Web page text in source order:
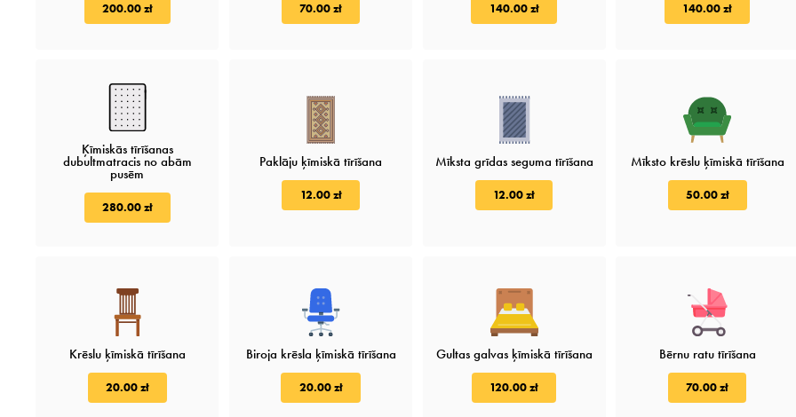
200.00 zł 70.00 zł 140.00 zł 140.00 zł
Ķīmiskās tīrīšanas
dubultmatracis no abām
pusēm
280.00 zł
Paklāju ķīmiskā tīrīšana
12.00 zł
Mīksta grīdas seguma tīrīšana
12.00 zł
Mīksto krēslu ķīmiskā tīrīšana
50.00 zł
Krēslu ķīmiskā tīrīšana
20.00 zł
Biroja krēsla ķīmiskā tīrīšana
20.00 zł
Gultas galvas ķīmiskā tīrīšana
120.00 zł
Bērnu ratu tīrīšana
70.00 zł